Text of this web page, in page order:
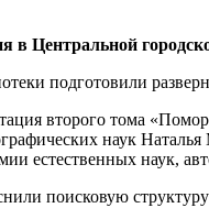
в Центральной
подготовили
второго тома
наук
естественных наук,
поисковую